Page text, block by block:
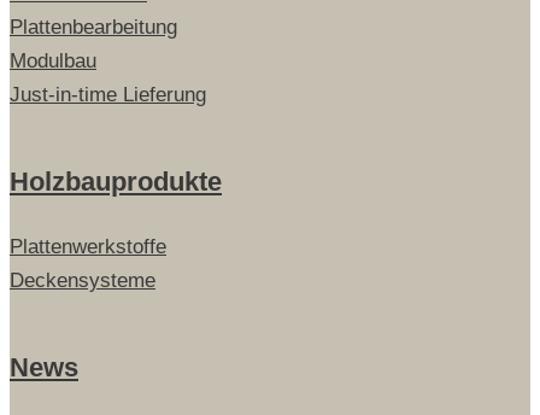
Plattenbearbeitung
Modulbau
Just-in-time Lieferung
Holzbauprodukte
Plattenwerkstoffe
Deckensysteme
News